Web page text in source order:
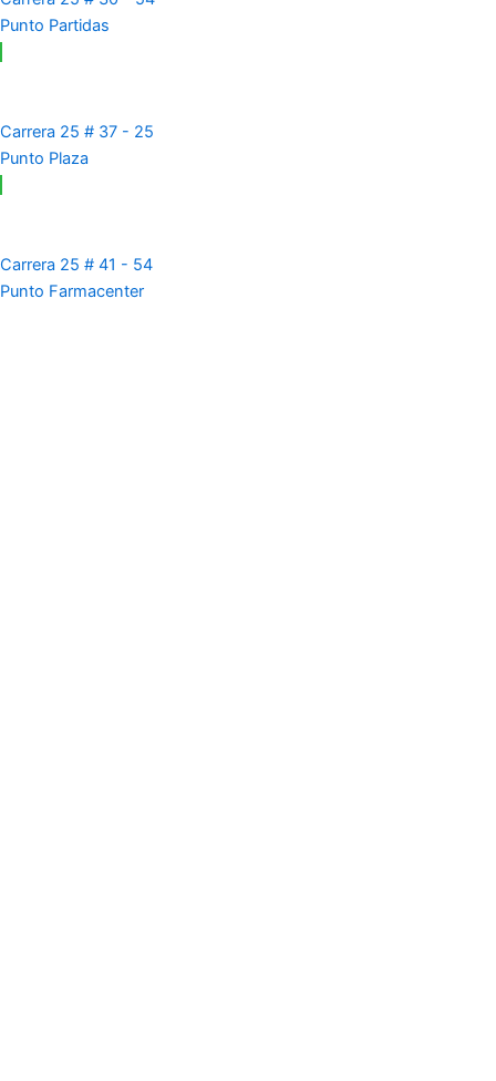
Punto Partidas
Carrera 25 # 37 - 25
Punto Plaza
Carrera 25 # 41 - 54
Punto Farmacenter